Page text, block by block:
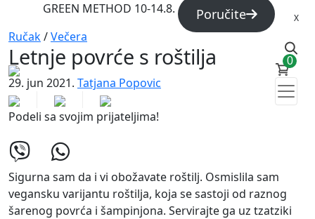
GREEN METHOD 10-14.8. Poručite
0
Ručak/Večera
Letnje povrće s roštilja
29. jun 2021. Tatjana Popovic
X
Podeli sa svojim prijateljima!
Sigurna sam da i vi obožavate roštilj. Osmislila sam
vegansku varijantu roštilja, koja se sastoji od raznog
šarenog povrća i šampinjona. Servirajte ga uz tzatziki